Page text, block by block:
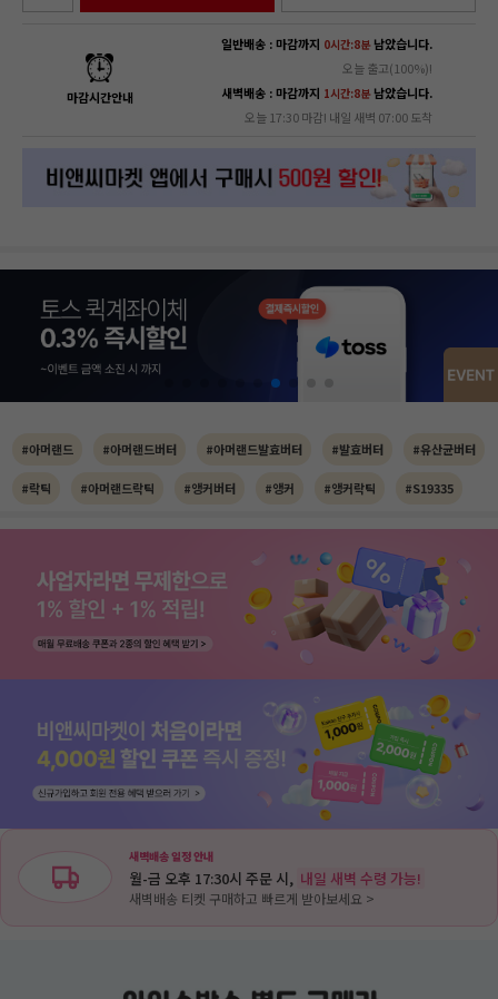
마감시간안내
일반배송 : 마감까지 0시간:7분남았습니다.
오늘 출고(100%)!
새벽배송 : 마감까지 1시간:7분남았습니다.
오늘 17:30 마감! 내일 새벽 07:00 도착
#아머랜드 #아머랜드버터 #아머랜드발효버터 #발효버터 #유산균버터
#락틱 #아머랜드락틱 #앵커버터 #앵커 #앵커락틱 #S19335
새벽배송 일정 안내
월-금 오후 17:30시 주문 시, 내일 새벽 수령 가능!
새벽배송 티켓 구매하고 빠르게 받아보세요 >